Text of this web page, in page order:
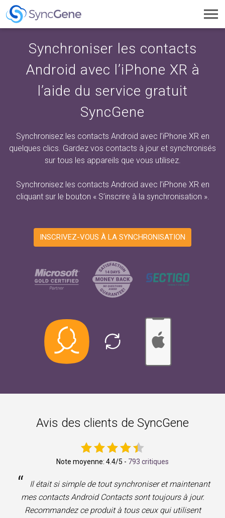
Synchroniser les contacts
Android avec l’iPhone XR à
l’aide du service gratuit
SyncGene
Synchronisez les contacts Android avec l’iPhone XR en
quelques clics. Gardez vos contacts à jour et synchronisés
sur tous les appareils que vous utilisez.
Synchronisez les contacts Android avec l’iPhone XR en
cliquant sur le bouton « S’inscrire à la synchronisation ».
INSCRIVEZ-VOUS À LA SYNCHRONISATION
Avis des clients de SyncGene
Note moyenne: 4.4/5 - 793 critiques
“
Il était si simple de tout synchroniser et maintenant
mes contacts Android Contacts sont toujours à jour.
Recommandez ce produit à tous ceux qui utilisent